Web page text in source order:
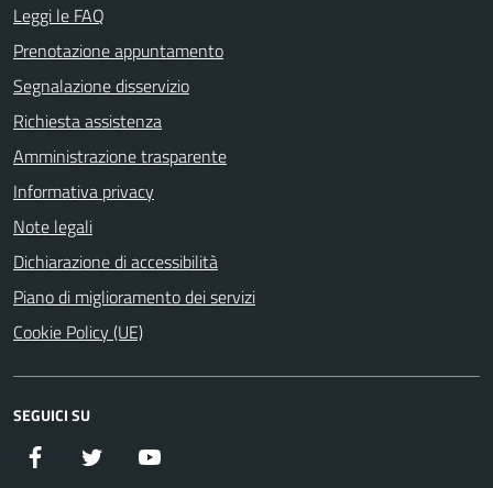
Leggi le FAQ
Prenotazione appuntamento
Segnalazione disservizio
Richiesta assistenza
Amministrazione trasparente
Informativa privacy
Note legali
Dichiarazione di accessibilità
Piano di miglioramento dei servizi
Cookie Policy (UE)
SEGUICI SU
Facebook Twitter